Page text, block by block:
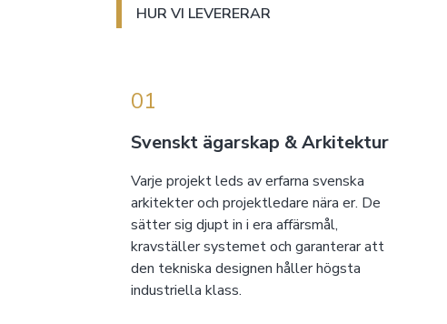
HUR VI LEVERERAR
01
Svenskt ägarskap & Arkitektur
Varje projekt leds av erfarna svenska
arkitekter och projektledare nära er. De
sätter sig djupt in i era affärsmål,
kravställer systemet och garanterar att
den tekniska designen håller högsta
industriella klass.